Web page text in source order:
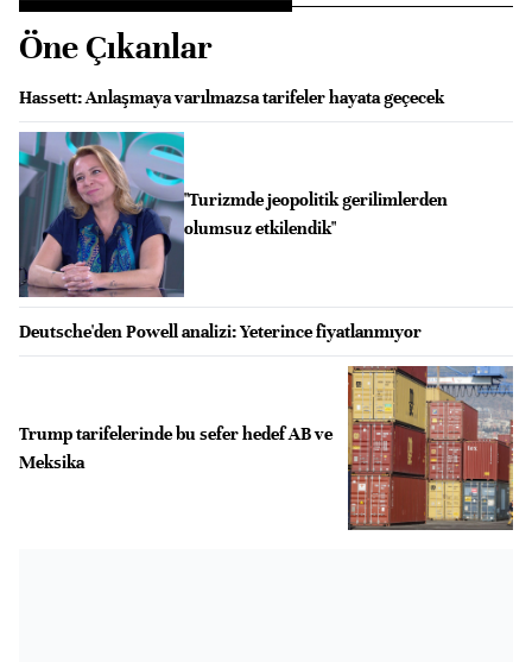
Öne Çıkanlar
Hassett: Anlaşmaya varılmazsa tarifeler hayata geçecek
"Turizmde jeopolitik gerilimlerden
olumsuz etkilendik"
Deutsche'den Powell analizi: Yeterince fiyatlanmıyor
Trump tarifelerinde bu sefer hedef AB ve
Meksika